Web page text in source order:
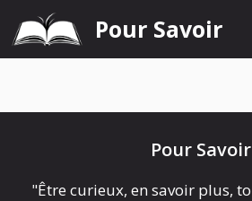
au
contenu
Pour Savoir
Pour Savoir
"Être curieux, en savoir plus,